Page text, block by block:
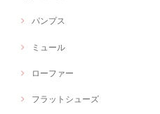
パンプス
ミュール
ローファー
フラットシューズ